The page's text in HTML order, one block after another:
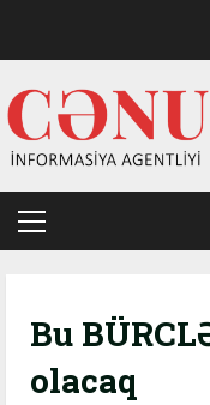
Primary
Bu
olacaq